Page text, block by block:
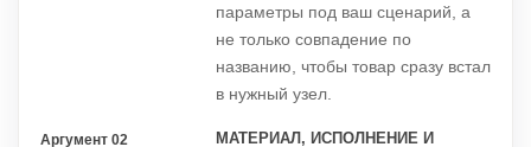
параметры под ваш сценарий, а
не только совпадение по
названию, чтобы товар сразу встал
в нужный узел.
Аргумент 02
МАТЕРИАЛ, ИСПОЛНЕНИЕ И